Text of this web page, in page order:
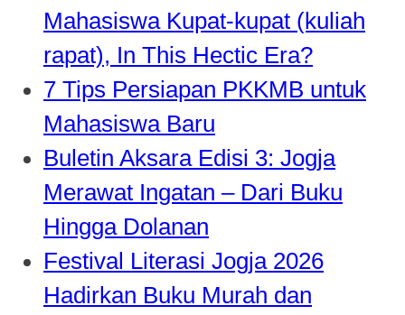
Mahasiswa Kupat-kupat (kuliah
rapat), In This Hectic Era?
7 Tips Persiapan PKKMB untuk
Mahasiswa Baru
Buletin Aksara Edisi 3: Jogja
Merawat Ingatan – Dari Buku
Hingga Dolanan
Festival Literasi Jogja 2026
Hadirkan Buku Murah dan